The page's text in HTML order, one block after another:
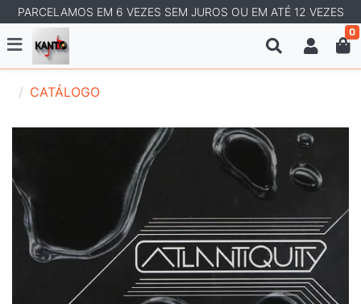
PARCELAMOS EM 6 VEZES SEM JUROS OU EM ATÉ 12 VEZES
0
CATÁLOGO